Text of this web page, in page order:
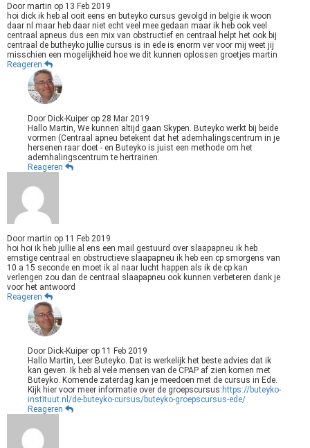
Door martin op 13 Feb 2019
hoi dick ik heb al ooit eens en buteyko cursus gevolgd in belgie ik woon
daar nl maar heb daar niet echt veel mee gedaan maar ik heb ook veel
centraal apneus dus een mix van obstructief en centraal helpt het ook bij
centraal de butheyko jullie cursus is in ede is enorm ver voor mij weet jij
misschien een mogelijkheid hoe we dit kunnen oplossen groetjes martin
Reageren
Door Dick-Kuiper op 28 Mar 2019
Hallo Martin, We kunnen altijd gaan Skypen. Buteyko werkt bij beide
vormen (Centraal apneu betekent dat het ademhalingscentrum in je
hersenen raar doet - en Buteyko is juist een methode om het
ademhalingscentrum te hertrainen.
Reageren
Door martin op 11 Feb 2019
hoi hoi ik heb jullie al ens een mail gestuurd over slaapapneu ik heb
ernstige centraal en obstructieve slaapapneu ik heb een cp smorgens van
10 a 15 seconde en moet ik al naar lucht happen als ik de cp kan
verlengen zou dan de centraal slaapapneu ook kunnen verbeteren dank je
voor het antwoord
Reageren
Door Dick-Kuiper op 11 Feb 2019
Hallo Martin, Leer Buteyko. Dat is werkelijk het beste advies dat ik
kan geven. Ik heb al vele mensen van de CPAP af zien komen met
Buteyko. Komende zaterdag kan je meedoen met de cursus in Ede.
Kijk hier voor meer informatie over de groepscursus: https://buteyko-
instituut.nl/de-buteyko-cursus/buteyko-groepscursus-ede/
Reageren